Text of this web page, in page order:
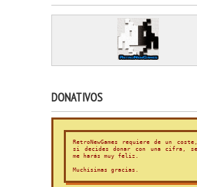
DONATIVOS
RetroNewGames requiere de un
si decides donar con una cifra,
me harás muy feliz.
Muchísimas gracias.